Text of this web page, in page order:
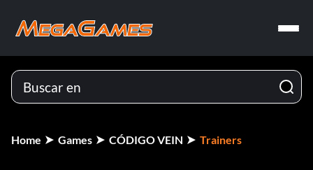
Home Games CÓDIGO VEIN Trainers